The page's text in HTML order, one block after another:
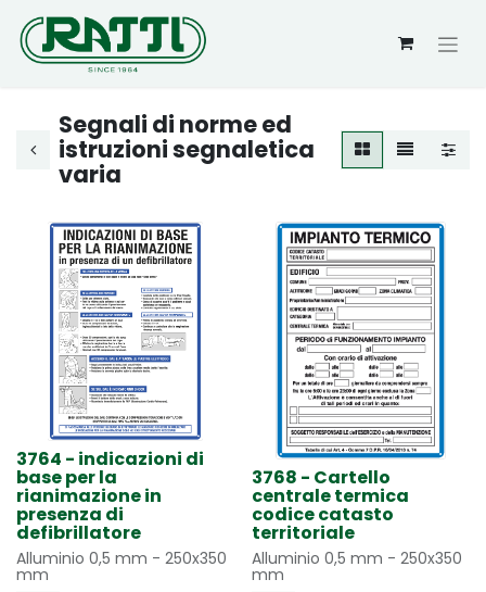
Segnali di norme ed
istruzioni segnaletica
varia
3764 - indicazioni di
base per la
rianimazione in
presenza di
defibrillatore
Alluminio 0,5 mm - 250x350
mm
3768 - Cartello
centrale termica
codice catasto
territoriale
Alluminio 0,5 mm - 250x350
mm